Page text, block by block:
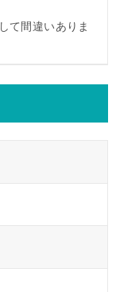
て間違いありま